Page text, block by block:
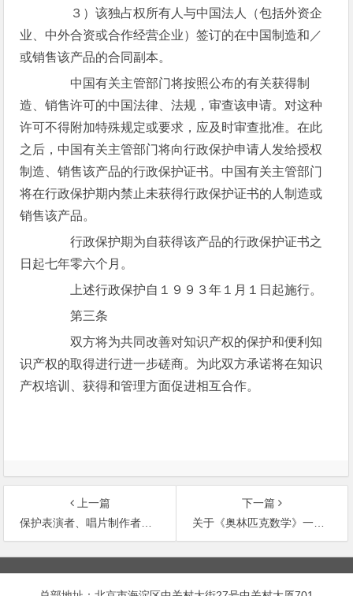
３）该独占权所有人与中国法人（包括外资企
业、中外合资或合作经营企业）签订的在中国制造和／
或销售该产品的合同副本。
中国有关主管部门将按照公布的有关获得制
造、销售许可的中国法律、法规，审查该申请。对这种
许可不得附加特殊规定或要求，应及时审查批准。在此
之后，中国有关主管部门将向行政保护申请人发给授权
制造、销售该产品的行政保护证书。中国有关主管部门
将在行政保护期内禁止未获得行政保护证书的人制造或
销售该产品。
行政保护期为自获得该产品的行政保护证书之
日起七年零六个月。
上述行政保护自１９９３年１月１日起施行。
第三条
双方将为共同改善对知识产权的保护和便利知
识产权的取得进行进一步磋商。为此双方承诺将在知识
产权培训、获得和管理方面促进相互合作。
上一篇
保护表演者、唱片制作者和广播组织的国际公约
下一篇
关于《奥林匹克数学》一书使用“奥林匹克”字
文
章